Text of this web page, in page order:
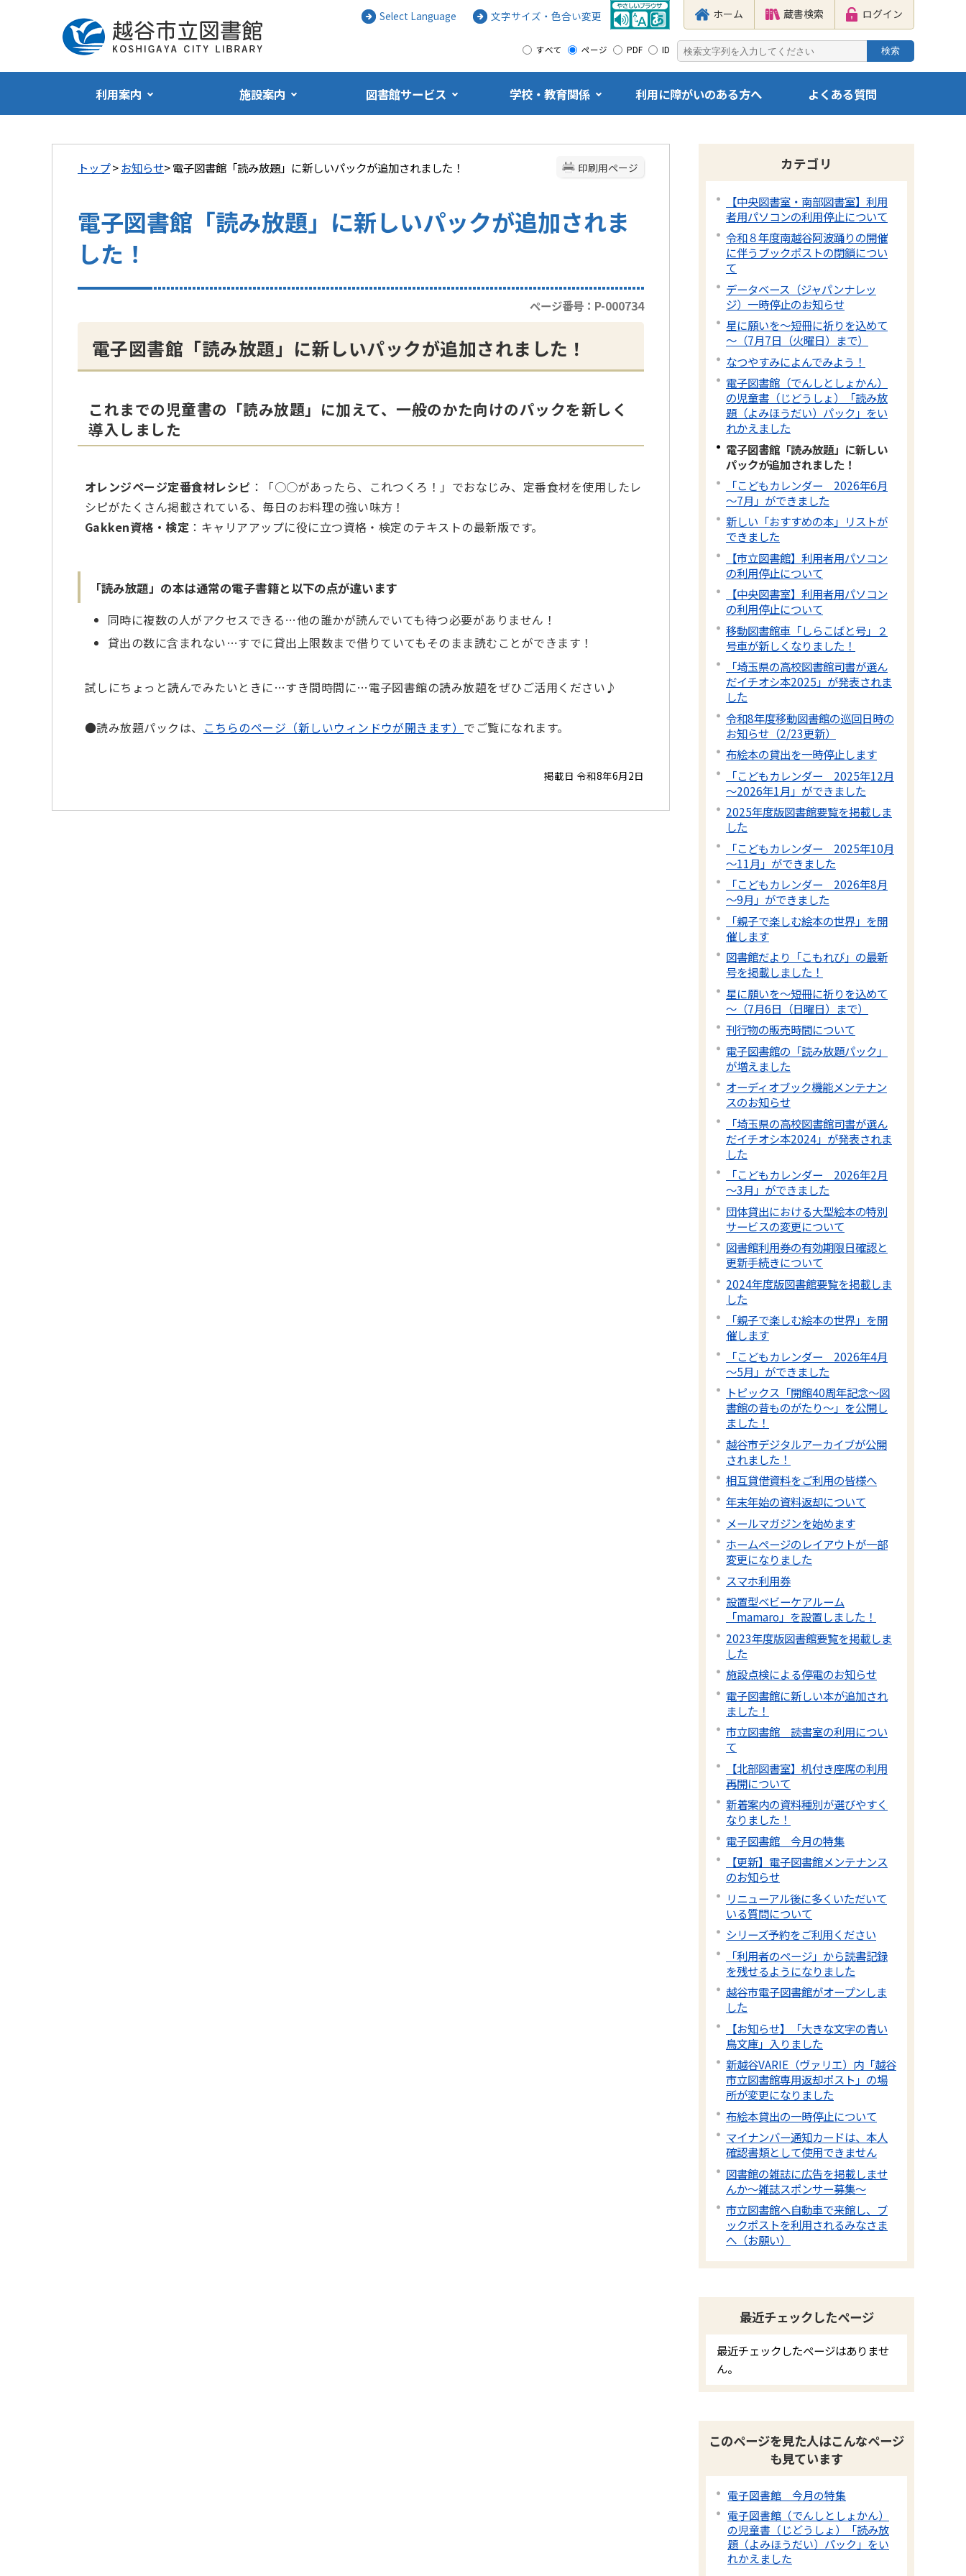
Select Language 文字サイズ・色合い変更 ホーム 蔵書検索 ログイン
すべて ページ PDF ID
利用案内 施設案内 図書館サービス 学校・教育関係 利用に障がいのある方へ よくある質問
印刷用ページ
トップ>お知らせ> 電子図書館「読み放題」に新しいパックが追加されました！
電子図書館「読み放題」に新しいパックが追加されま
した！
ページ番号：P-000734
電子図書館「読み放題」に新しいパックが追加されました！
これまでの児童書の「読み放題」に加えて、一般のかた向けのパックを新しく
導入しました
オレンジページ定番食材レシピ ：「○○があったら、これつくろ！」でおなじみ、定番食材を使用したレ
シピがたくさん掲載されている、毎日のお料理の強い味方！
Gakken資格・検定 ：キャリアアップに役に立つ資格・検定のテキストの最新版です。
「読み放題」の本は通常の電子書籍と以下の点が違います
同時に複数の人がアクセスできる…他の誰かが読んでいても待つ必要がありません！
貸出の数に含まれない…すでに貸出上限数まで借りていてもそのまま読むことができます！
試しにちょっと読んでみたいときに…すき間時間に…電子図書館の読み放題をぜひご活用ください♪
●読み放題パックは、 こちらのページ（新しいウィンドウが開きます） でご覧になれます。
掲載日 令和8年6月2日
カテゴリ
【中央図書室・南部図書室】利用
者用パソコンの利用停止について
令和８年度南越谷阿波踊りの開催
に伴うブックポストの閉鎖につい
て
データベース（ジャパンナレッ
ジ）一時停止のお知らせ
星に願いを～短冊に祈りを込めて
～（7月7日（火曜日）まで）
なつやすみによんでみよう！
電子図書館（でんしとしょかん）
の児童書（じどうしょ）「読み放
題（よみほうだい）パック」をい
れかえました
電子図書館「読み放題」に新しい
パックが追加されました！
「こどもカレンダー 2026年6月
～7月」ができました
新しい「おすすめの本」リストが
できました
【市立図書館】利用者用パソコン
の利用停止について
【中央図書室】利用者用パソコン
の利用停止について
移動図書館車「しらこばと号」２
号車が新しくなりました！
「埼玉県の高校図書館司書が選ん
だイチオシ本2025」が発表されま
した
令和8年度移動図書館の巡回日時の
お知らせ（2/23更新）
布絵本の貸出を一時停止します
「こどもカレンダー 2025年12月
～2026年1月」ができました
2025年度版図書館要覧を掲載しま
した
「こどもカレンダー 2025年10月
～11月」ができました
「こどもカレンダー 2026年8月
～9月」ができました
「親子で楽しむ絵本の世界」を開
催します
図書館だより「こもれび」の最新
号を掲載しました！
星に願いを～短冊に祈りを込めて
～（7月6日（日曜日）まで）
刊行物の販売時間について
電子図書館の「読み放題パック」
が増えました
オーディオブック機能メンテナン
スのお知らせ
「埼玉県の高校図書館司書が選ん
だイチオシ本2024」が発表されま
した
「こどもカレンダー 2026年2月
～3月」ができました
団体貸出における大型絵本の特別
サービスの変更について
図書館利用券の有効期限日確認と
更新手続きについて
2024年度版図書館要覧を掲載しま
した
「親子で楽しむ絵本の世界」を開
催します
「こどもカレンダー 2026年4月
～5月」ができました
トピックス「開館40周年記念～図
書館の昔ものがたり～」を公開し
ました！
越谷市デジタルアーカイブが公開
されました！
相互貸借資料をご利用の皆様へ
年末年始の資料返却について
メールマガジンを始めます
ホームページのレイアウトが一部
変更になりました
スマホ利用券
設置型ベビーケアルーム
「mamaro」を設置しました！
2023年度版図書館要覧を掲載しま
した
施設点検による停電のお知らせ
電子図書館に新しい本が追加され
ました！
市立図書館 読書室の利用につい
て
【北部図書室】机付き座席の利用
再開について
新着案内の資料種別が選びやすく
なりました！
電子図書館 今月の特集
【更新】電子図書館メンテナンス
のお知らせ
リニューアル後に多くいただいて
いる質問について
シリーズ予約をご利用ください
「利用者のページ」から読書記録
を残せるようになりました
越谷市電子図書館がオープンしま
した
【お知らせ】「大きな文字の青い
鳥文庫」入りました
新越谷VARIE（ヴァリエ）内「越谷
市立図書館専用返却ポスト」の場
所が変更になりました
布絵本貸出の一時停止について
マイナンバー通知カードは、本人
確認書類として使用できません
図書館の雑誌に広告を掲載しませ
んか～雑誌スポンサー募集～
市立図書館へ自動車で来館し、ブ
ックポストを利用されるみなさま
へ（お願い）
最近チェックしたページ
最近チェックしたページはありませ
ん。
このページを見た人はこんなページ
も見ています
電子図書館 今月の特集
電子図書館（でんしとしょかん）
の児童書（じどうしょ）「読み放
題（よみほうだい）パック」をい
れかえました